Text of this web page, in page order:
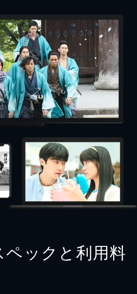
ックと利用料